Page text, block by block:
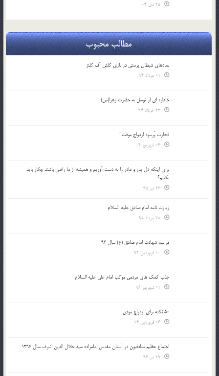
مطالب محبوب
نمادهای شیطان پرستی در بازی کلش آف کلنز
خاطره ای از توسل به حضرت زهرا(س)
تجارت پُرسود ازدواج موقت !
براي اينكه دل پدر و مادر را به دست آوريم و هميشه از ما راضي باشند چكار بايد
بكنيم؟
زیارت نامه امام صادق علیه السلام
مراسم شهادت امام صادق (ع) سال 93
جذب کمک های مردمی موکب امام علی علیه السلام
50 نکته برای ازدواج موفق
اجتماع عظیم صادقیون در آستان مقدس امامزاده سید جلال الدین اشرف سال 1396